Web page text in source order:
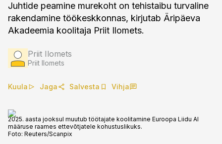
Juhtide peamine murekoht on tehistaibu turvaline
rakendamine töökeskkonnas, kirjutab Äripäeva
Akadeemia koolitaja Priit Ilomets.
Priit Ilomets
Priit Ilomets
Kuula Jaga Salvesta Vihja
2025. aasta jooksul muutub töötajate koolitamine Euroopa Liidu AI
määruse raames ettevõtjatele kohustuslikuks.
Foto: Reuters/Scanpix